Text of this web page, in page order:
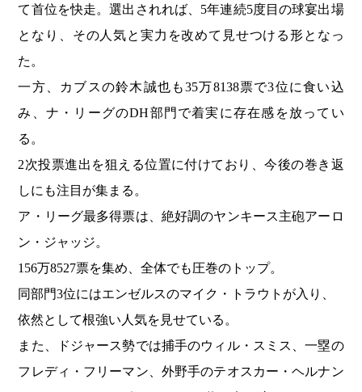
て首位を快走。選出されれば、5年連続5度目の球宴出場
となり、その人気と実力を改めて見せつける形となっ
た。
一方、カブスの鈴木誠也も35万8138票で3位に食い込
み、ナ・リーグのDH部門で着実に存在感を放ってい
る。
2次投票進出を狙える位置に付けており、今後の巻き返
しにも注目が集まる。
ア・リーグ最多得票は、絶好調のヤンキース主砲アーロ
ン・ジャッジ。
156万8527票を集め、全体でも圧巻のトップ。
同部門3位にはエンゼルスのマイク・トラウトが入り、
依然として根強い人気を見せている。
また、ドジャース勢では捕手のウィル・スミス、一塁の
フレディ・フリーマン、外野手のテオスカー・ヘルナン